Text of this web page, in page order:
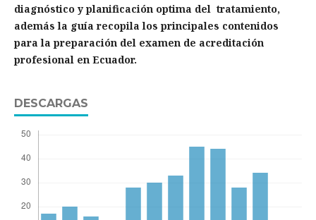
diagnóstico y planificación optima del tratamiento,
además la guía recopila los principales contenidos
para la preparación del examen de acreditación
profesional en Ecuador.
DESCARGAS